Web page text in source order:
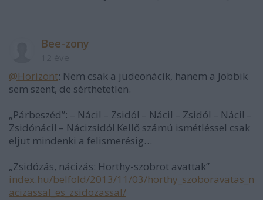
Bee-zony
@Horizont: Nem csak a judeonácik, hanem a Jobbik
sem szent, de sérthetetlen.
„Párbeszéd”: – Náci! – Zsidó! – Náci! – Zsidó! – Náci! –
Zsidónáci! – Nácizsidó! Kellő számú ismétléssel csak
eljut mindenki a felismerésig…
„Zsidózás, nácizás: Horthy-szobrot avattak”
index.hu/belfold/2013/11/03/horthy_szoboravatas_n
acizassal_es_zsidozassal/